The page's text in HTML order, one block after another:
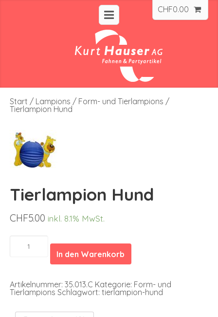
CHF0.00
Start / Lampions / Form- und Tierlampions /
Tierlampion Hund
Tierlampion Hund
CHF5.00 inkl. 8.1% MwSt.
Tierlampion
Hund
Menge
In den Warenkorb
Artikelnummer: 35.013.C Kategorie: Form- und
Tierlampions Schlagwort: tierlampion-hund